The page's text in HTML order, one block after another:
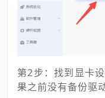
第2步：找到显卡
果之前没有备份驱